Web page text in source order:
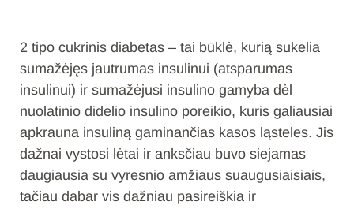
2 tipo cukrinis diabetas – tai būklė, kurią sukelia
sumažėjęs jautrumas insulinui (atsparumas
insulinui) ir sumažėjusi insulino gamyba dėl
nuolatinio didelio insulino poreikio, kuris galiausiai
apkrauna insuliną gaminančias kasos ląsteles. Jis
dažnai vystosi lėtai ir anksčiau buvo siejamas
daugiausia su vyresnio amžiaus suaugusiaisiais,
tačiau dabar vis dažniau pasireiškia ir